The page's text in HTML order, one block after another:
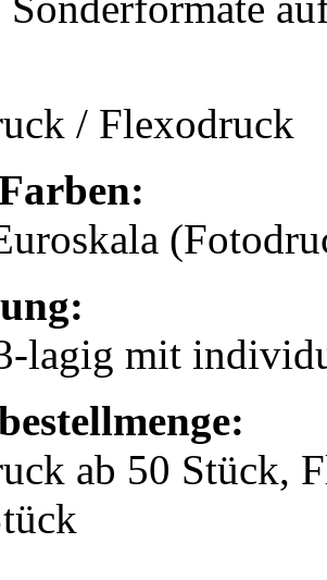
/ Flexodruck
lagig mit
ab 50 Stück,